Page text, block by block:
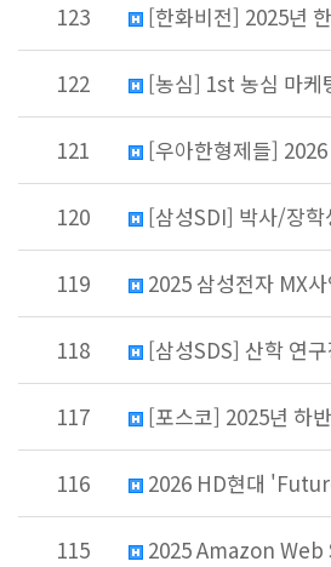
123 [한화비전] 2025년
122 [농심] 1st 농심 마케
121 [우아한형제들]
120 [삼성SDI] 박사/장학
119 2025 삼성전자 MX
118 [삼성SDS] 산학 연
117 [포스코] 2025년 하
116 2026 HD현대
115 2025 Amazon Web